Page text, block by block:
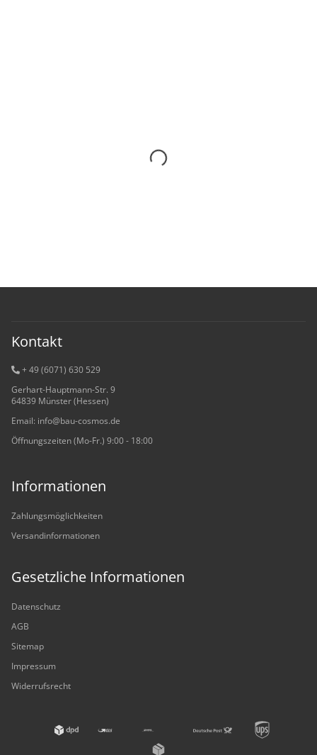
Kontakt
+ 49 (6071) 630 529
Gerhart-Hauptmann-Str. 9
64839 Münster (Hessen)
Email: info@bau-cosmos.de
Öffnungszeiten (Mo-Fr.) 9:00 - 18:00
Informationen
Zahlungsmöglichkeiten
Versandinformationen
Gesetzliche Informationen
Datenschutz
AGB
Sitemap
Impressum
Widerrufsrecht